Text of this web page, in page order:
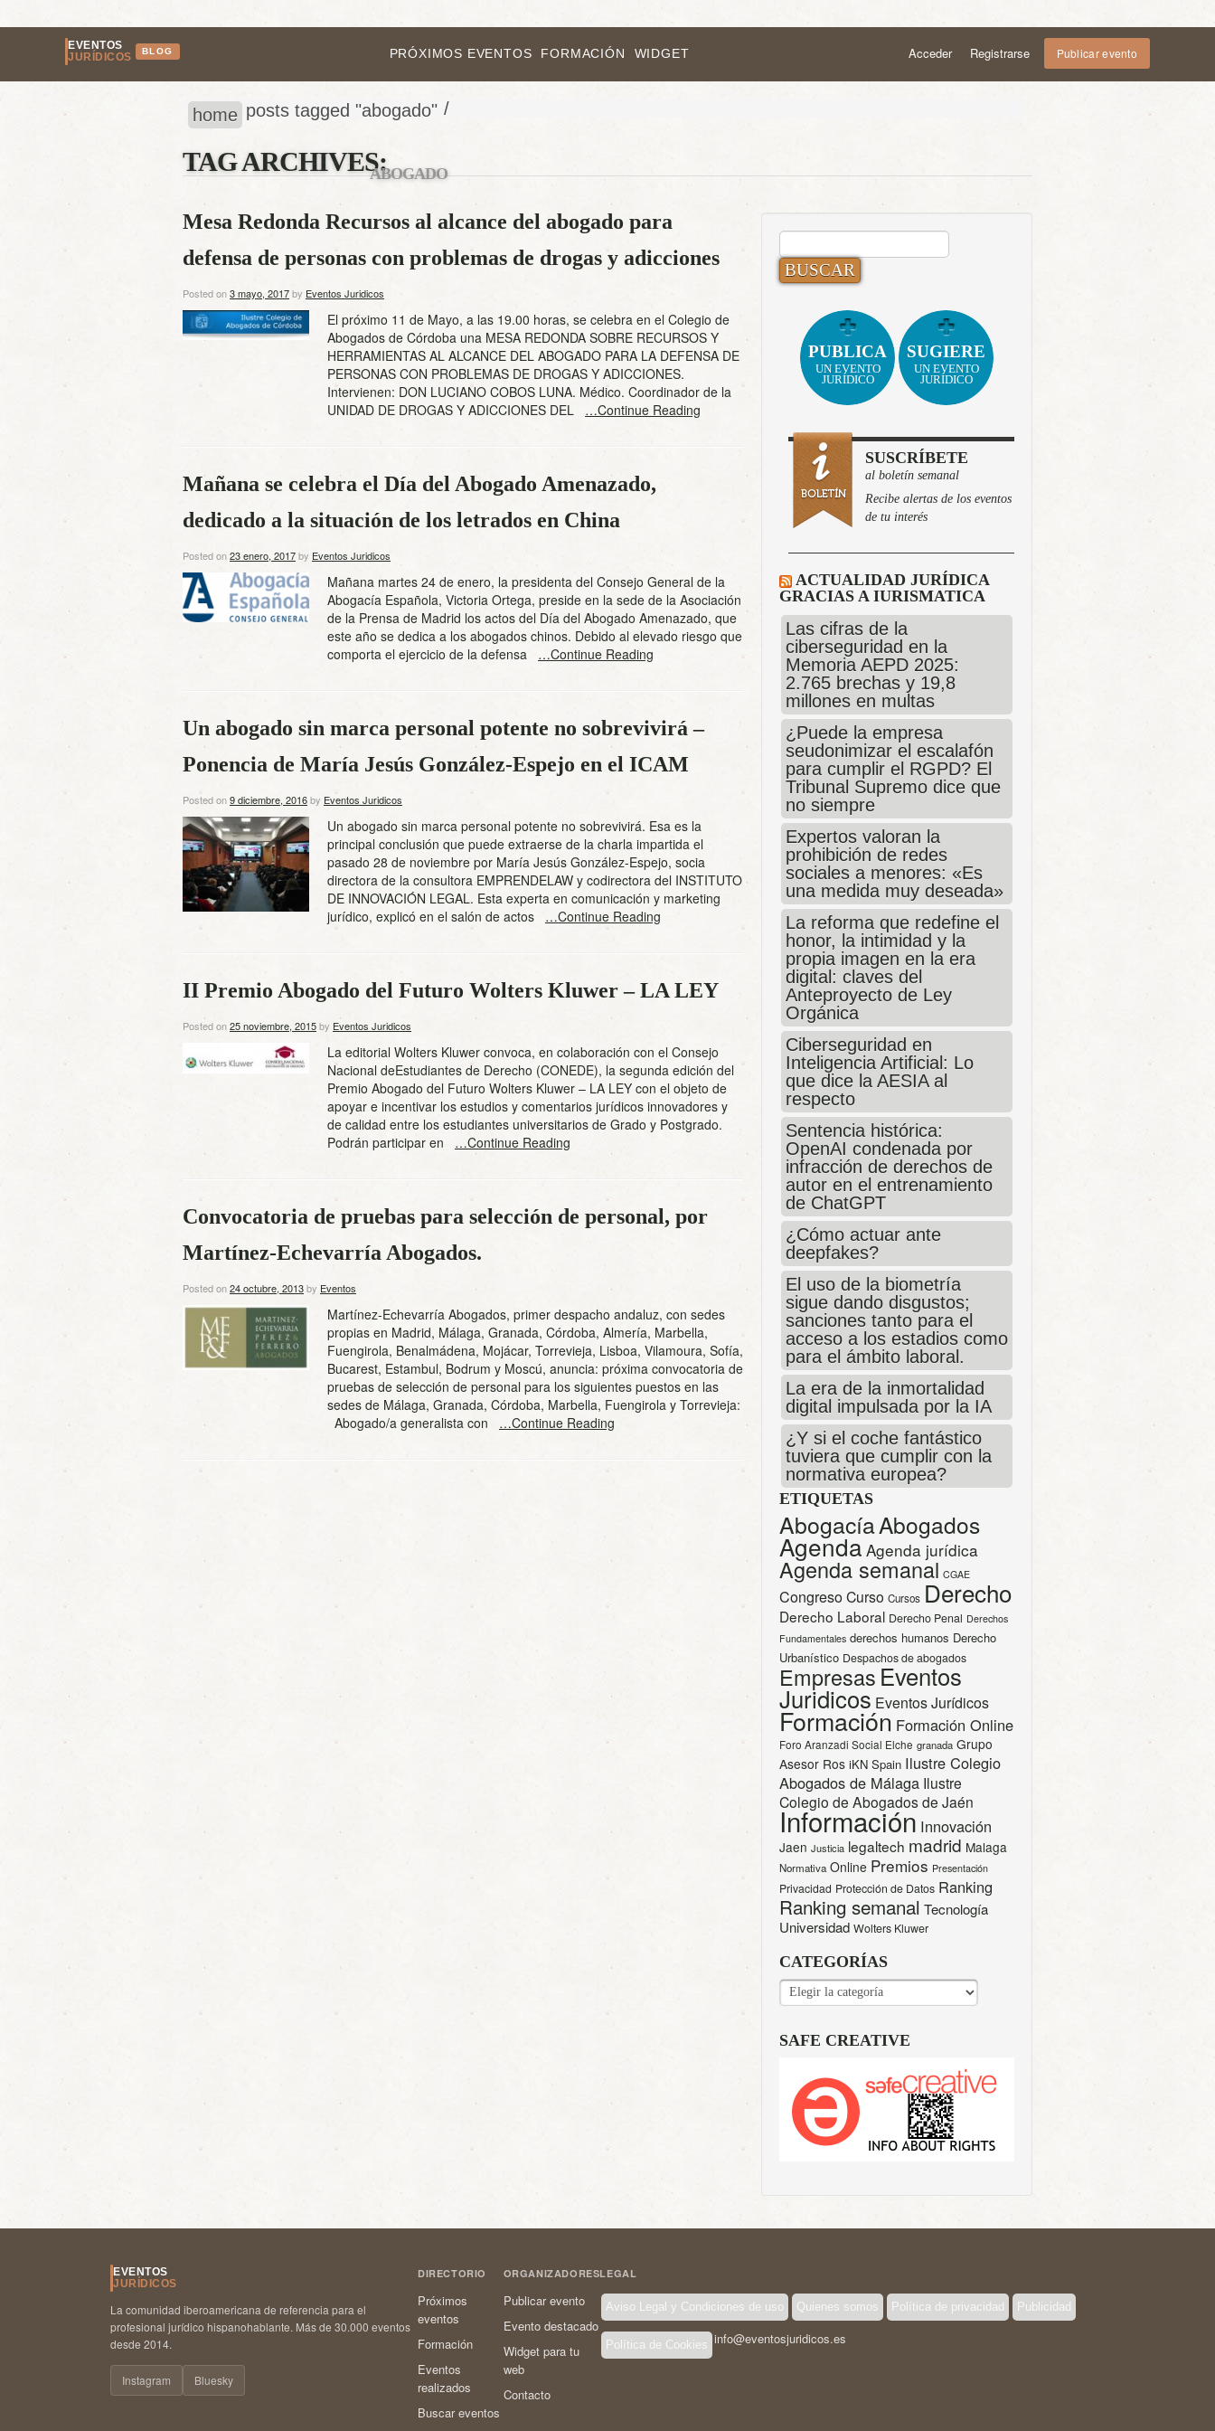
EVENTOS
JURÍDICOS
BLOG PRÓXIMOS EVENTOS FORMACIÓN WIDGET Acceder Registrarse Publicar evento
home /
posts tagged "abogado"
TAG ARCHIVES:ABOGADO
Mesa Redonda Recursos al alcance del abogado para
defensa de personas con problemas de drogas y adicciones
Posted on3 mayo, 2017by Eventos Juridicos
El próximo 11 de Mayo, a las 19.00 horas, se celebra en el Colegio de
Abogados de Córdoba una MESA REDONDA SOBRE RECURSOS Y
HERRAMIENTAS AL ALCANCE DEL ABOGADO PARA LA DEFENSA DE
PERSONAS CON PROBLEMAS DE DROGAS Y ADICCIONES.
Intervienen: DON LUCIANO COBOS LUNA. Médico. Coordinador de la
UNIDAD DE DROGAS Y ADICCIONES DEL …Continue Reading
Mañana se celebra el Día del Abogado Amenazado,
dedicado a la situación de los letrados en China
Posted on23 enero, 2017by Eventos Juridicos
Mañana martes 24 de enero, la presidenta del Consejo General de la
Abogacía Española, Victoria Ortega, preside en la sede de la Asociación
de la Prensa de Madrid los actos del Día del Abogado Amenazado, que
este año se dedica a los abogados chinos. Debido al elevado riesgo que
comporta el ejercicio de la defensa …Continue Reading
Un abogado sin marca personal potente no sobrevivirá –
Ponencia de María Jesús González-Espejo en el ICAM
Posted on9 diciembre, 2016by Eventos Juridicos
Un abogado sin marca personal potente no sobrevivirá. Esa es la
principal conclusión que puede extraerse de la charla impartida el
pasado 28 de noviembre por María Jesús González-Espejo, socia
directora de la consultora EMPRENDELAW y codirectora del INSTITUTO
DE INNOVACIÓN LEGAL. Esta experta en comunicación y marketing
jurídico, explicó en el salón de actos …Continue Reading
II Premio Abogado del Futuro Wolters Kluwer – LA LEY
Posted on25 noviembre, 2015by Eventos Juridicos
La editorial Wolters Kluwer convoca, en colaboración con el Consejo
Nacional deEstudiantes de Derecho (CONEDE), la segunda edición del
Premio Abogado del Futuro Wolters Kluwer – LA LEY con el objeto de
apoyar e incentivar los estudios y comentarios jurídicos innovadores y
de calidad entre los estudiantes universitarios de Grado y Postgrado.
Podrán participar en …Continue Reading
Convocatoria de pruebas para selección de personal, por
Martínez-Echevarría Abogados.
Posted on24 octubre, 2013by Eventos
Martínez-Echevarría Abogados, primer despacho andaluz, con sedes
propias en Madrid, Málaga, Granada, Córdoba, Almería, Marbella,
Fuengirola, Benalmádena, Mojácar, Torrevieja, Lisboa, Vilamoura, Sofía,
Bucarest, Estambul, Bodrum y Moscú, anuncia: próxima convocatoria de
pruebas de selección de personal para los siguientes puestos en las
sedes de Málaga, Granada, Córdoba, Marbella, Fuengirola y Torrevieja:
Abogado/a generalista con …Continue Reading
BUSCAR:
PUBLICA
UN EVENTO
JURÍDICO
SUGIERE
UN EVENTO
JURÍDICO
SUSCRÍBETE
al boletín semanal
Recibe alertas de los eventos
de tu interés
ACTUALIDAD JURÍDICA
GRACIAS A IURISMATICA
Las cifras de la
ciberseguridad en la
Memoria AEPD 2025:
2.765 brechas y 19,8
millones en multas
¿Puede la empresa
seudonimizar el escalafón
para cumplir el RGPD? El
Tribunal Supremo dice que
no siempre
Expertos valoran la
prohibición de redes
sociales a menores: «Es
una medida muy deseada»
La reforma que redefine el
honor, la intimidad y la
propia imagen en la era
digital: claves del
Anteproyecto de Ley
Orgánica
Ciberseguridad en
Inteligencia Artificial: Lo
que dice la AESIA al
respecto
Sentencia histórica:
OpenAI condenada por
infracción de derechos de
autor en el entrenamiento
de ChatGPT
¿Cómo actuar ante
deepfakes?
El uso de la biometría
sigue dando disgustos;
sanciones tanto para el
acceso a los estadios como
para el ámbito laboral.
La era de la inmortalidad
digital impulsada por la IA
¿Y si el coche fantástico
tuviera que cumplir con la
normativa europea?
ETIQUETAS
AbogacíaAbogados
Agenda Agenda jurídica
Agenda semanal CGAE
CongresoCurso Cursos Derecho
Derecho Laboral Derecho Penal Derechos
Fundamentales derechos humanos Derecho
Urbanístico Despachos de abogados
Empresas Eventos
Juridicos Eventos Jurídicos
Formación Formación Online
Foro Aranzadi Social Elche granada Grupo
Asesor Ros iKN Spain Ilustre Colegio
Abogados de Málaga Ilustre
Colegio de Abogados de Jaén
Información Innovación
Jaen Justicia legaltech madrid Malaga
Normativa Online Premios Presentación
Privacidad Protección de Datos Ranking
Ranking semanal Tecnología
Universidad Wolters Kluwer
CATEGORÍAS
CATEGORÍAS
SAFE CREATIVE
EVENTOS
JURÍDICOS
La comunidad iberoamericana de referencia para el
profesional jurídico hispanohablante. Más de 30.000 eventos
desde 2014.
Instagram Bluesky
DIRECTORIO
Próximos
eventos
Formación
Eventos
realizados
Buscar eventos
ORGANIZADORES
Publicar evento
Evento destacado
Widget para tu
web
Contacto
LEGAL
Aviso Legal y Condiciones de uso Quienes somos Política de privacidad Publicidad
Política de Cookies info@eventosjuridicos.es